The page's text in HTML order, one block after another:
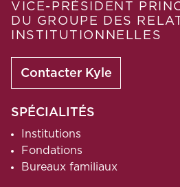
VICE-PRÉSIDENT
DU GROUPE DES
INSTITUTIONNELLES
Contacter Kyle
SPÉCIALITÉS
Institutions
Fondations
Bureaux familiaux